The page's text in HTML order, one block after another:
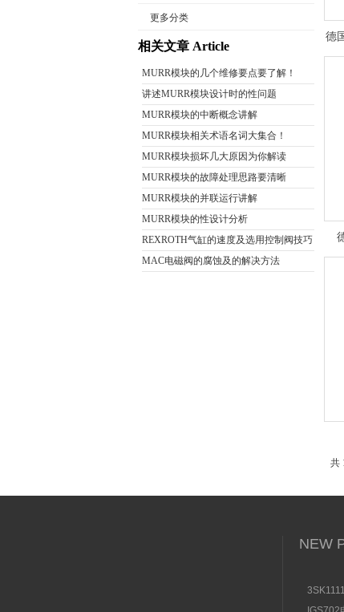
更多分类
相关文章 Article
MURR模块的几个维修要点要了解！
讲述MURR模块设计时的性问题
MURR模块的中断概念讲解
MURR模块相关术语名词大集合！
MURR模块损坏几大原因为你解读
MURR模块的故障处理思路要清晰
MURR模块的并联运行讲解
MURR模块的性设计分析
REXROTH气缸的速度及选用控制阀技巧
MAC电磁阀的腐蚀及的解决方法
德
共
NEW